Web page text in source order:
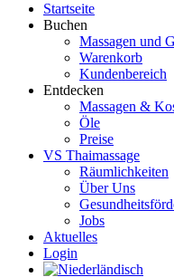
Startseite
Buchen
Massagen und
Warenkorb
Kundenbereich
Entdecken
Massagen &
Öle
Preise
VS Thaimassage
Räumlichkeiten
Über Uns
Jobs
Aktuelles
Login